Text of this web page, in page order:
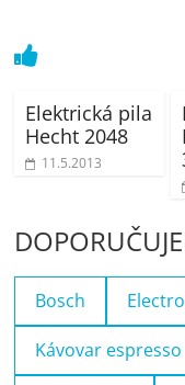
Elektrická pila
Hecht 2048
11.5.2013
Bosch
Kávovar espresso